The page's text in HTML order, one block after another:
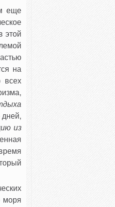
еще
этой
на
всех
из
моря